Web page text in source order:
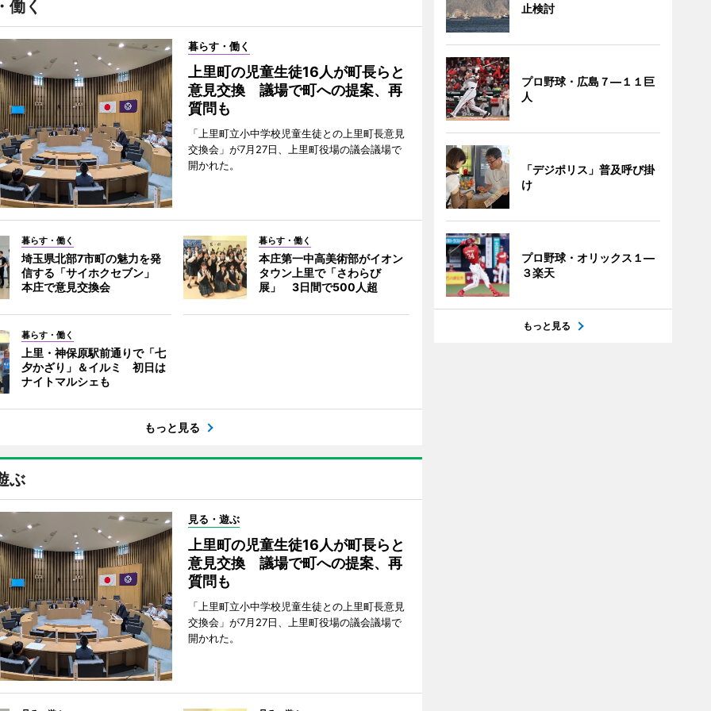
働く
暮らす・働く
上里町の児童生徒16人が町長らと
意見交換 議場で町への提案、再
質問も
「上里町立小中学校児童生徒との上里町長意見
交換会」が7月27日、上里町役場の議会議場で
開かれた。
暮らす・働く
埼玉県北部7市町の魅力を発
信する「サイホクセブン」
本庄で意見交換会
暮らす・働く
本庄第一中高美術部がイオン
タウン上里で「さわらび
展」 3日間で500人超
暮らす・働く
上里・神保原駅前通りで「七
夕かざり」＆イルミ 初日は
ナイトマルシェも
もっと見る
ぶ
見る・遊ぶ
上里町の児童生徒16人が町長らと
意見交換 議場で町への提案、再
質問も
「上里町立小中学校児童生徒との上里町長意見
交換会」が7月27日、上里町役場の議会議場で
開かれた。
止検討
プロ野球・広島７―１１巨
人
「デジポリス」普及呼び掛
け
プロ野球・オリックス１―
３楽天
もっと見る